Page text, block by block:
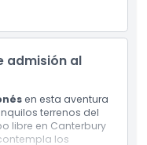
USB
admisión al
en esta aventura
terrenos del
libre en Canterbury
los